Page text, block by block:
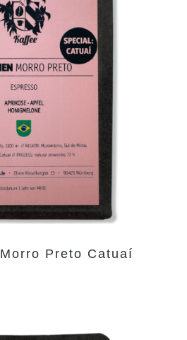
Morro Preto Catuaí